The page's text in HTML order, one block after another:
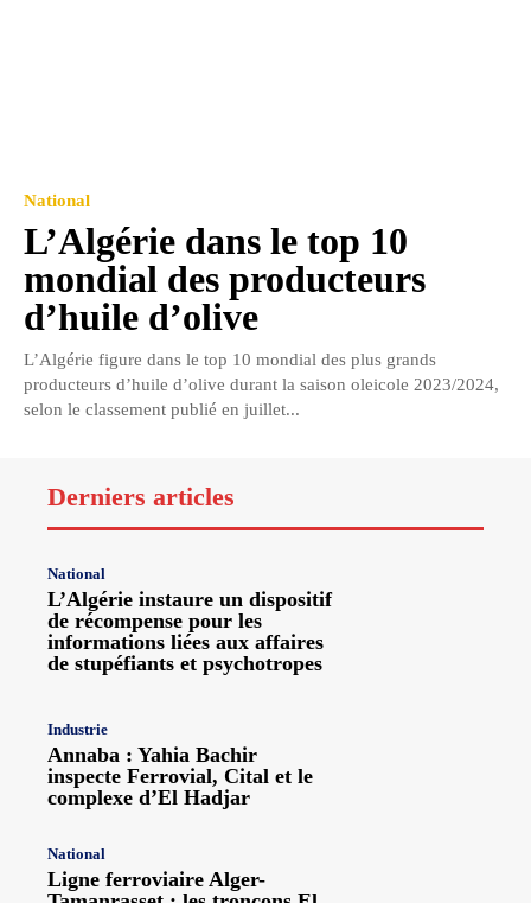
National
L’Algérie dans le top 10
mondial des producteurs
d’huile d’olive
L’Algérie figure dans le top 10 mondial des plus grands
producteurs d’huile d’olive durant la saison oleicole 2023/2024,
selon le classement publié en juillet...
Derniers articles
National
L’Algérie instaure un dispositif
de récompense pour les
informations liées aux affaires
de stupéfiants et psychotropes
Industrie
Annaba : Yahia Bachir
inspecte Ferrovial, Cital et le
complexe d’El Hadjar
National
Ligne ferroviaire Alger-